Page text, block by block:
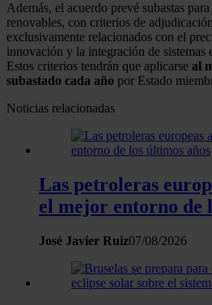
Además, el acuerdo prevé subastas
renovables, con criterios de
exclusivamente relacionados con el
innovación y la integración de sistemas
Estos criterios tendrán que aplicarse al
subastado cada año por Estado
Noticias relacionadas
Las petroleras
el mejor entorno de
José Javier Ruiz07/08/2026